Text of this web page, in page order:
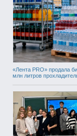
«Лента PRO» продала
млн литров